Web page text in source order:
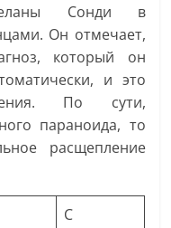
Сонди в
Он отмечает,
который он
и это
По сути,
параноида, то
расщепление
C